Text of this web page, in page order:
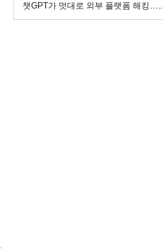
챗GPT가 멋대로 외부 플랫폼 해킹…..